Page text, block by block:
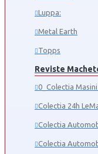
Luppa:
Metal Earth
Topps
Reviste
0_Colectia
Colectia 24h
Colectia
Colectia